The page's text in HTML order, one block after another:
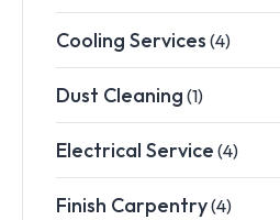
Cooling Services (4)
Dust Cleaning (1)
Electrical Service (4)
Finish Carpentry(4)